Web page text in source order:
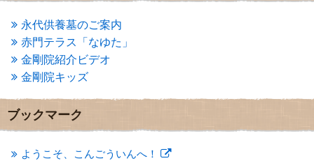
2013年5月(13)
2013年4月(1)
2013年3月 (4)
2013年2月(6)
2013年1月(6)
2012年12月(7)
2012年11月(7)
2012年10月
2012年8月
(9)
永代供養墓のご案内
赤門テラス「なゆた」
金剛院紹介ビデオ
金剛院キッズ
ブックマーク
ようこそ、こんごういんへ！